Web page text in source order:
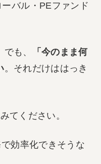
ーバル・PEファンド
も、
「今のまま何
。それだけははっき
てください。
効率化できそうな